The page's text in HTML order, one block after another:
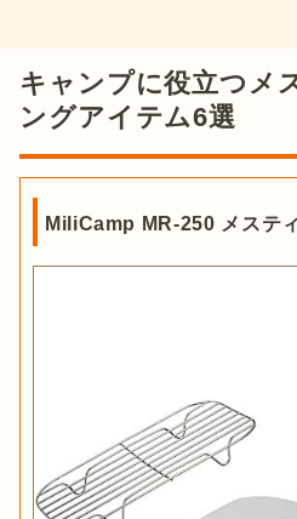
キャンプに役立つメ
ングアイテム6選
MiliCamp MR-250 メステ